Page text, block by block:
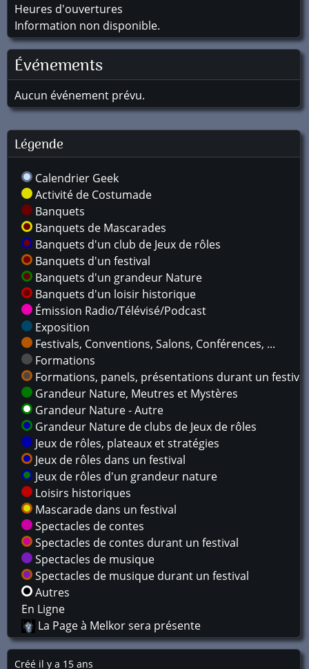
Heures d'ouvertures
Information non disponible.
Événements
Aucun événement prévu.
Légende
Calendrier Geek
Activité de Costumade
Banquets
Banquets de Mascarades
Banquets d'un club de Jeux de rôles
Banquets d'un festival
Banquets d'un grandeur Nature
Banquets d'un loisir historique
Émission Radio/Télévisé/Podcast
Exposition
Festivals, Conventions, Salons, Conférences, ...
Formations
Formations, panels, présentations durant un festival
Grandeur Nature, Meutres et Mystères
Grandeur Nature - Autre
Grandeur Nature de clubs de Jeux de rôles
Jeux de rôles, plateaux et stratégies
Jeux de rôles dans un festival
Jeux de rôles d'un grandeur nature
Loisirs historiques
Mascarade dans un festival
Spectacles de contes
Spectacles de contes durant un festival
Spectacles de musique
Spectacles de musique durant un festival
Autres
En Ligne
La Page à Melkor sera présente
Créé il y a 15 ans